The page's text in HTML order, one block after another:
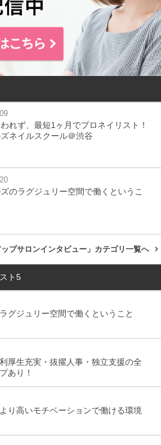
店」。
、エリア独自の「色」がまた魅力
ープ店舗内でも、この「横浜店」
働き方もまた独特の「横浜色」。
意味地方都市にも属するこの街で
「この店で、ネイリストとしての
つなぎたい！」という一致団結し
ーション作り、加えて、その想い
プする会社としてのフォロー体制
厚生も充実し、自分で出した結果
酬、抜擢人事、独立支援…そん
ビューを通じながら、このサロン
っていきたいと思います。
れず、最短1ヶ月でプロネイリスト！
ネイルスクール＠渋谷
のラグジュリー空間で働くというこ
プサロンインタビュー」カテゴリ一覧へ
ト5
グジュリー空間で働くということ
厚生充実・抜擢人事・独立支援の全
あり！
り高いモチベーションで働ける環境